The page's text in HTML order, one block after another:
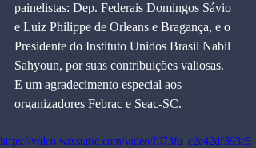
painelistas: Dep. Federais Domingos Sávio
e Luiz Philippe de Orleans e Bragança, e o
Presidente do Instituto Unidos Brasil Nabil
Sahyoun, por suas contribuições valiosas.
E um agradecimento especial aos
organizadores Febrac e Seac-SC.
https://video.wixstatic.com/video/f073fa_c2e42df393c5